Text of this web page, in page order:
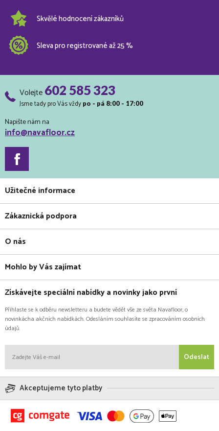
Skvělé hodnocení zákazníků
Sleva pro registrované až 25 %
Volejte602 585 323
Jsme tady pro Vás vždy po - pá 8:00 - 17:00
Napište nám na
info@navafloor.cz
Užitečné informace
Zákaznická podpora
O nás
Mohlo by Vás zajímat
Získávejte speciální nabídky a novinky jako první
Přihlaste se k odběru newsletteru a budete vědět vše ze světa Navafloor, o
novinkácha akčních nabídkách. Odesláním souhlasíte se zpracováním osobních
údajů.
Odeslat
Akceptujeme tyto platby